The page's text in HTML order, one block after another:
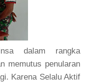
dalam rangka
memutus penularan
Karena Selalu Aktif